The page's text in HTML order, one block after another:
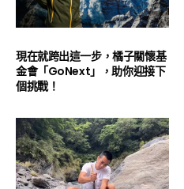
現在就跨出這一步，橘子關懷基
金會「GoNext」，助你迎接下
個挑戰！